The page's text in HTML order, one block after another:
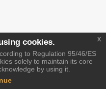
cookies.
to Regulation 95/46/ES
solely to maintain its core
by using it.
x